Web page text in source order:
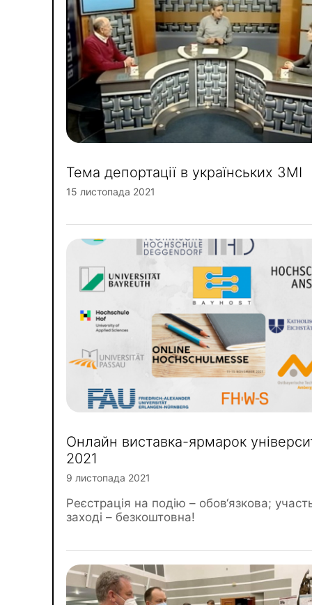
Тема депортації в українських ЗМІ
15 листопада 2021
Онлайн виставка-ярмарок
2021
9 листопада 2021
Реєстрація на подію – обов‘язкова;
заході – безкоштовна!